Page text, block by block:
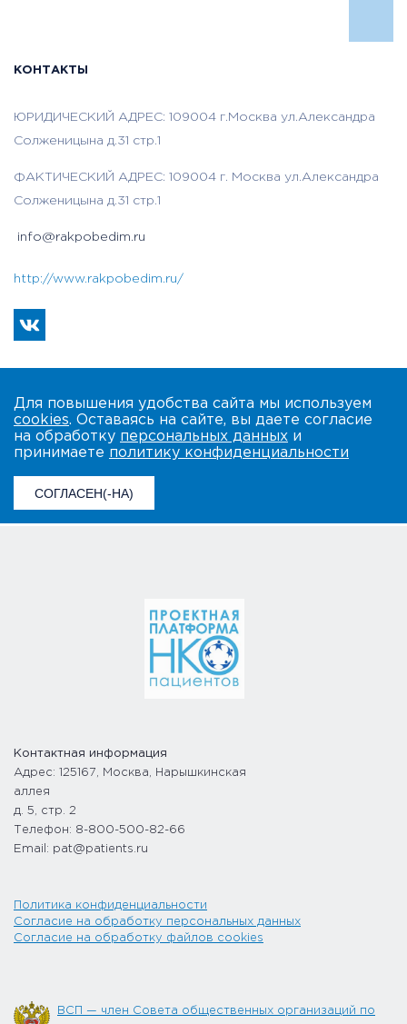
КОНТАКТЫ
ЮРИДИЧЕСКИЙ АДРЕС: 109004 г.Москва ул.Александра
Солженицына д.31 стр.1
ФАКТИЧЕСКИЙ АДРЕС: 109004 г. Москва ул.Александра
Солженицына д.31 стр.1
info@rakpobedim.ru
http://www.rakpobedim.ru/
Для повышения удобства сайта мы используем
cookies. Оставаясь на сайте, вы даете согласие
на обработку персональных данных и
принимаете политику конфиденциальности
СОГЛАСЕН(-НА)
Контактная информация
Адрес: 125167, Москва, Нарышкинская
аллея
д. 5, стр. 2
Телефон: 8-800-500-82-66
Email: pat@patients.ru
Политика конфиденциальности
Согласие на обработку персональных данных
Согласие на обработку файлов cookies
ВСП — член Совета общественных организаций по